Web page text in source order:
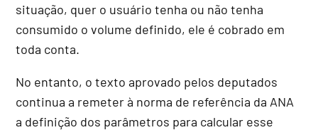
situação, quer o usuário tenha ou não tenha
consumido o volume definido, ele é cobrado em
toda conta.
No entanto, o texto aprovado pelos deputados
continua a remeter à norma de referência da ANA
a definição dos parâmetros para calcular esse